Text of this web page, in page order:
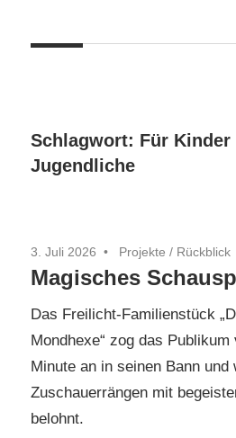
Schlagwort: Für Kinder
Jugendliche
3. Juli 2026 Projekte / Rückblick
Magisches
Das Freilicht-Familienstück
Mondhexe“ zog das
Minute an in seinen Bann und
Zuschauerrängen mit
belohnt.